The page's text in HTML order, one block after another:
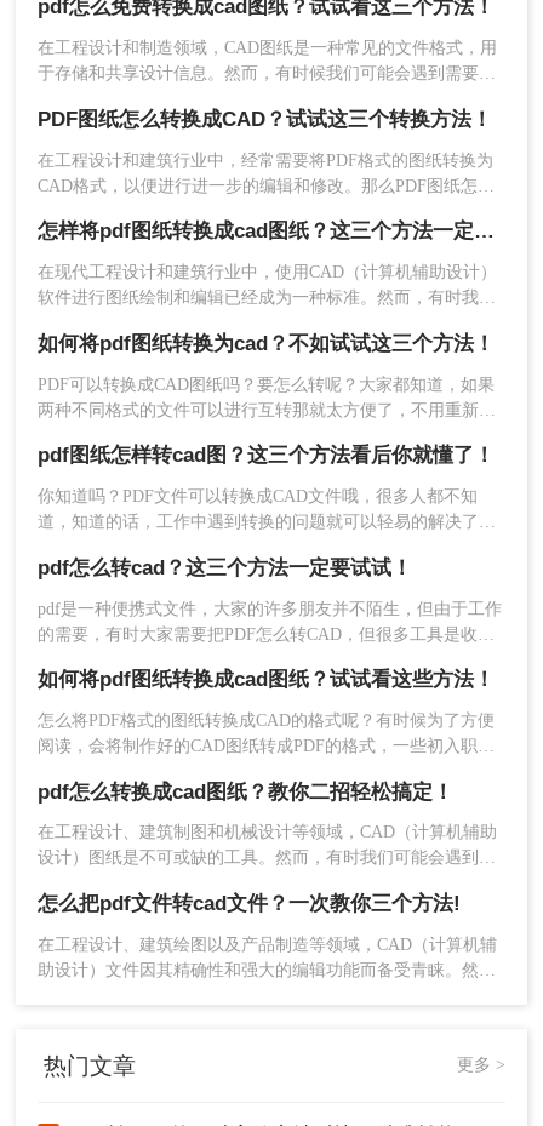
2、然后选择“CAD转换”-“PDF转CAD”，然后上传PDF
文件。
3、需要设置的话也是可以设置一下，然后再点击开始
批量将文件添加进去。
式。而将PDF文件转换为CAD图纸，有什么方法可以实现。下
面就给大家介绍三种方法。
pdf怎么免费转换成cad图纸？试试看这三个方法！
在工程设计和制造领域，CAD图纸是一种常见的文件格式，用
于存储和共享设计信息。然而，有时候我们可能会遇到需要将
或打印CAD图纸，而原始文件是以PDF格式提供的。在这篇文
章中，我们将介绍pdf怎么免费转换成cad图纸的方法。
PDF图纸怎么转换成CAD？试试这三个转换方法！
在工程设计和建筑行业中，经常需要将PDF格式的图纸转换为
CAD格式，以便进行进一步的编辑和修改。那么PDF图纸怎么
图纸的方法，帮助您根据不同的需求选择最合适的方式。
怎样将pdf图纸转换成cad图纸？这三个方法一定试试！
在现代工程设计和建筑行业中，使用CAD（计算机辅助设计）
软件进行图纸绘制和编辑已经成为一种标准。然而，有时我们
进一步的修改和编辑。本文将介绍怎样将pdf图纸转换成cad图
纸，方便您的工作和项目进展。
如何将pdf图纸转换为cad？不如试试这三个方法！
PDF可以转换成CAD图纸吗？要怎么转呢？大家都知道，如果
两种不同格式的文件可以进行互转那就太方便了，不用重新去
只是很多人都不知道，那么如何将pdf图纸转换为cad？下面一
起看看吧。
pdf图纸怎样转cad图？这三个方法看后你就懂了！
你知道吗？PDF文件可以转换成CAD文件哦，很多人都不知
道，知道的话，工作中遇到转换的问题就可以轻易的解决了，
还不知道的话，那么就要收藏一下了，因为很有可能你以后会
用到，下面就来分享pdf转cad的操作方法。
pdf怎么转cad？这三个方法一定要试试！
pdf是一种便携式文件，大家的许多朋友并不陌生，但由于工作
的需要，有时大家需要把PDF怎么转CAD，但很多工具是收费
试一下哦。
如何将pdf图纸转换成cad图纸？试试看这些方法！
怎么将PDF格式的图纸转换成CAD的格式呢？有时候为了方便
阅读，会将制作好的CAD图纸转成PDF的格式，一些初入职场
困难，那么如何将pdf图纸转换成cad图纸呢？今天就来给大家
讲讲pdf转cad的方法，下次遇到格式转换问题就不难了。
pdf怎么转换成cad图纸？教你二招轻松搞定！
​在工程设计、建筑制图和机械设计等领域，CAD（计算机辅助
设计）图纸是不可或缺的工具。然而，有时我们可能会遇到一
行编辑和修改。因此，了解PDF怎么转换成CAD图纸变得尤为
重要。本文将为您详细介绍几种常用的PDF转CAD的方法。
怎么把pdf文件转cad文件？一次教你三个方法!
在工程设计、建筑绘图以及产品制造等领域，CAD（计算机辅
助设计）文件因其精确性和强大的编辑功能而备受青睐。然
介绍几种常用的将PDF文件转换为CAD文件的方法。
热门文章 更多 >